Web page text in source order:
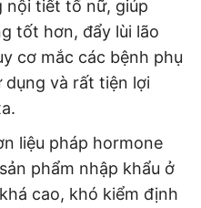
nội tiết tố nữ, giúp
tốt hơn, đẩy lùi lão
cơ mắc các bệnh phụ
dụng và rất tiện lợi
liệu pháp hormone
phẩm nhập khẩu ở
cao, khó kiểm định